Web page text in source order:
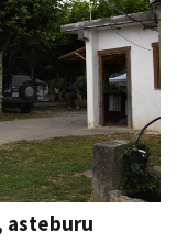
asteburu